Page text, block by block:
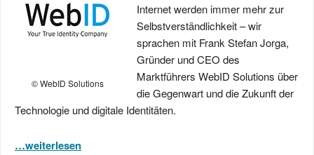
© WebID Solutions
Internet werden immer mehr zur
Selbstverständlichkeit – wir
sprachen mit Frank Stefan Jorga,
Gründer und CEO des
Marktführers WebID Solutions über
die Gegenwart und die Zukunft der
Technologie und digitale Identitäten.
…weiterlesen